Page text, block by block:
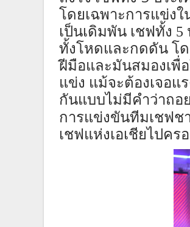
โดยเฉพาะการแข่งใ
เป็นเดิมพัน เชฟทั้ง 5
ทั้งโหดและกดดัน โ
ฝีมือและมันสมองเพื่
แข่ง แม้จะต้องเจอแ
กันแบบไม่มีคำว่าถอย
การแข่งขันทีมเชฟช
เชฟแห่งเอเชียไปคร